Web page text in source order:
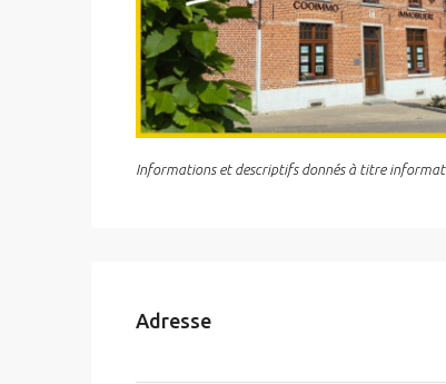
Informations et descriptifs donnés à titre
Adresse